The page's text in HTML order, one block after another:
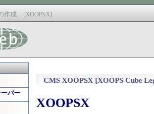
作成 [XOOPSX]
バー
CMS XOOPSX [XOOPS Cube
XOOPSX